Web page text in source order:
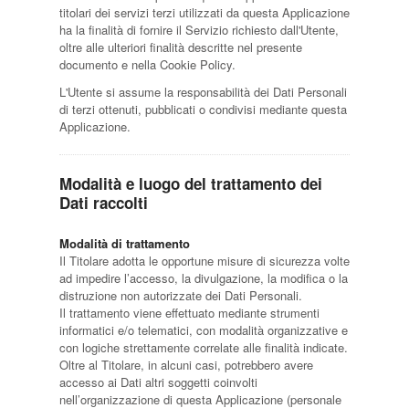
titolari dei servizi terzi utilizzati da questa Applicazione
ha la finalità di fornire il Servizio richiesto dall'Utente,
oltre alle ulteriori finalità descritte nel presente
documento e nella Cookie Policy.
L'Utente si assume la responsabilità dei Dati Personali
di terzi ottenuti, pubblicati o condivisi mediante questa
Applicazione.
Modalità e luogo del trattamento dei
Dati raccolti
Modalità di trattamento
Il Titolare adotta le opportune misure di sicurezza volte
ad impedire l’accesso, la divulgazione, la modifica o la
distruzione non autorizzate dei Dati Personali.
Il trattamento viene effettuato mediante strumenti
informatici e/o telematici, con modalità organizzative e
con logiche strettamente correlate alle finalità indicate.
Oltre al Titolare, in alcuni casi, potrebbero avere
accesso ai Dati altri soggetti coinvolti
nell’organizzazione di questa Applicazione (personale